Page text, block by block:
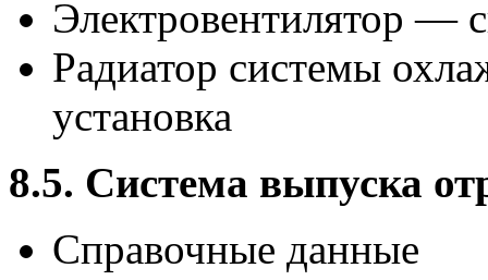
Электровентилятор —
Радиатор системы
установка
8.5. Система выпуска
Справочные данные